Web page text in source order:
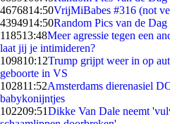
4676814:50VrijMiBabes #316 (not
4394914:50Random Pics van de Dag
118513:48Meer agressie tegen een
laat jij je intimideren?
109810:12Trump grijpt weer in op
geboorte in VS
102811:52Amsterdams dierenasiel
babykonijntjes
102209:51Dikke Van Dale neemt